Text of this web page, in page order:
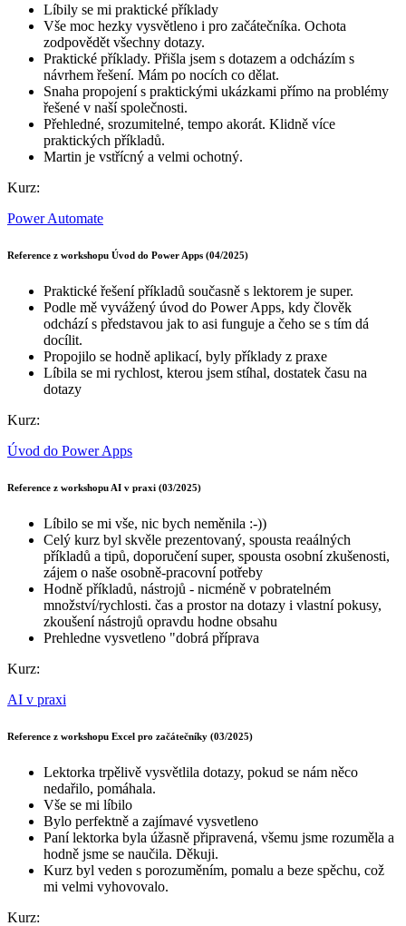
Líbily se mi praktické příklady
Vše moc hezky vysvětleno i pro začátečníka. Ochota
zodpovědět všechny dotazy.
Praktické příklady. Přišla jsem s dotazem a odcházím s
návrhem řešení. Mám po nocích co dělat.
Snaha propojení s praktickými ukázkami přímo na problémy
řešené v naší společnosti.
Přehledné, srozumitelné, tempo akorát. Klidně více
praktických příkladů.
Martin je vstřícný a velmi ochotný.
Kurz:
Power Automate
Reference z workshopu Úvod do Power Apps (04/2025)
Praktické řešení příkladů současně s lektorem je super.
Podle mě vyvážený úvod do Power Apps, kdy člověk
odchází s představou jak to asi funguje a čeho se s tím dá
docílit.
Propojilo se hodně aplikací, byly příklady z praxe
Líbila se mi rychlost, kterou jsem stíhal, dostatek času na
dotazy
Kurz:
Úvod do Power Apps
Reference z workshopu AI v praxi (03/2025)
Líbilo se mi vše, nic bych neměnila :-))
Celý kurz byl skvěle prezentovaný, spousta reaálných
příkladů a tipů, doporučení super, spousta osobní zkušenosti,
zájem o naše osobně-pracovní potřeby
Hodně příkladů, nástrojů - nicméně v pobratelném
množství/rychlosti. čas a prostor na dotazy i vlastní pokusy,
zkoušení nástrojů opravdu hodne obsahu
Prehledne vysvetleno "dobrá příprava
Kurz:
AI v praxi
Reference z workshopu Excel pro začátečníky (03/2025)
Lektorka trpělivě vysvětlila dotazy, pokud se nám něco
nedařilo, pomáhala.
Vše se mi líbilo
Bylo perfektně a zajímavé vysvetleno
Paní lektorka byla úžasně připravená, všemu jsme rozuměla a
hodně jsme se naučila. Děkuji.
Kurz byl veden s porozuměním, pomalu a beze spěchu, což
mi velmi vyhovovalo.
Kurz: